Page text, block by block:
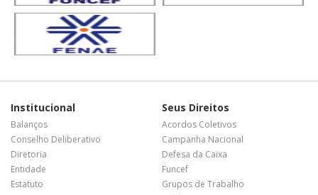
Institucional
Balanços
Conselho Deliberativo
Diretoria
Entidade
Estatuto
Seus Direitos
Acordos Coletivos
Campanha Nacional
Defesa da Caixa
Funcef
Grupos de Trabalho